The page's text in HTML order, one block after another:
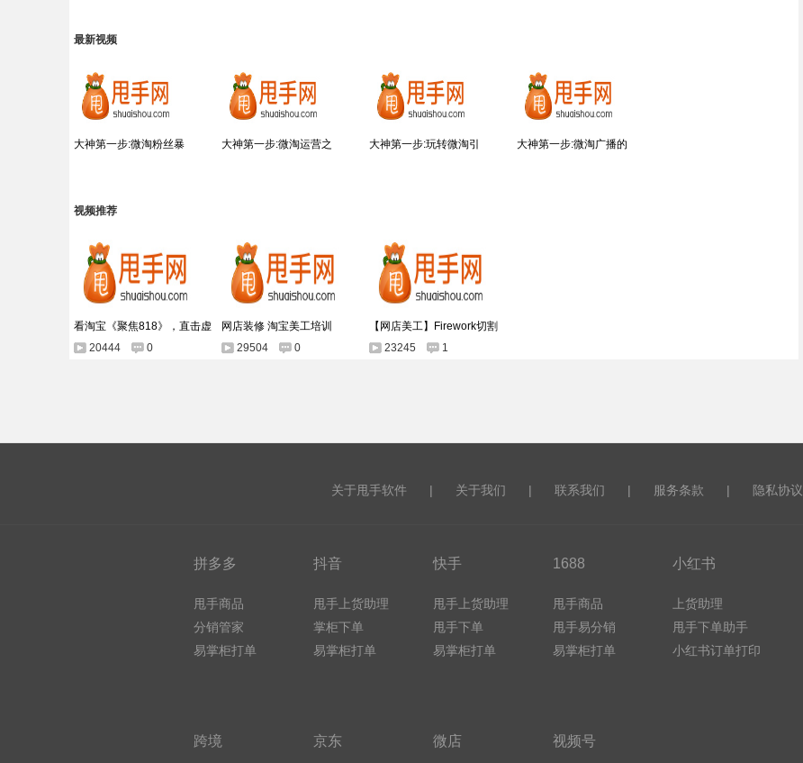
最新视频
大神第一步:微淘粉丝暴 大神第一步:微淘运营之 大神第一步:玩转微淘引 大神第一步:微淘广播的
视频推荐
看淘宝《聚焦818》，直击虚
20444
0
网店装修 淘宝美工培训
29504
0
【网店美工】Firework切割
23245
1
关于甩手软件 | 关于我们 | 联系我们 | 服务条款 | 隐私协议
拼多多
甩手商品
分销管家
易掌柜打单
抖音
甩手上货助理
掌柜下单
易掌柜打单
快手
甩手上货助理
甩手下单
易掌柜打单
1688
甩手商品
甩手易分销
易掌柜打单
小红书
上货助理
甩手下单助手
小红书订单打印
跨境 京东 微店 视频号